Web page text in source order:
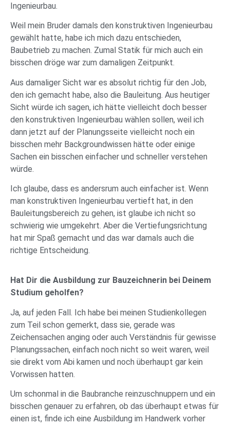
Ingenieurbau.
Weil mein Bruder damals den konstruktiven Ingenieurbau
gewählt hatte, habe ich mich dazu entschieden,
Baubetrieb zu machen. Zumal Statik für mich auch ein
bisschen dröge war zum damaligen Zeitpunkt.
Aus damaliger Sicht war es absolut richtig für den Job,
den ich gemacht habe, also die Bauleitung. Aus heutiger
Sicht würde ich sagen, ich hätte vielleicht doch besser
den konstruktiven Ingenieurbau wählen sollen, weil ich
dann jetzt auf der Planungsseite vielleicht noch ein
bisschen mehr Backgroundwissen hätte oder einige
Sachen ein bisschen einfacher und schneller verstehen
würde.
Ich glaube, dass es andersrum auch einfacher ist. Wenn
man konstruktiven Ingenieurbau vertieft hat, in den
Bauleitungsbereich zu gehen, ist glaube ich nicht so
schwierig wie umgekehrt. Aber die Vertiefungsrichtung
hat mir Spaß gemacht und das war damals auch die
richtige Entscheidung.
Hat Dir die Ausbildung zur Bauzeichnerin bei Deinem
Studium geholfen?
Ja, auf jeden Fall. Ich habe bei meinen Studienkollegen
zum Teil schon gemerkt, dass sie, gerade was
Zeichensachen anging oder auch Verständnis für gewisse
Planungssachen, einfach noch nicht so weit waren, weil
sie direkt vom Abi kamen und noch überhaupt gar kein
Vorwissen hatten.
Um schonmal in die Baubranche reinzuschnuppern und ein
bisschen genauer zu erfahren, ob das überhaupt etwas für
einen ist, finde ich eine Ausbildung im Handwerk vorher